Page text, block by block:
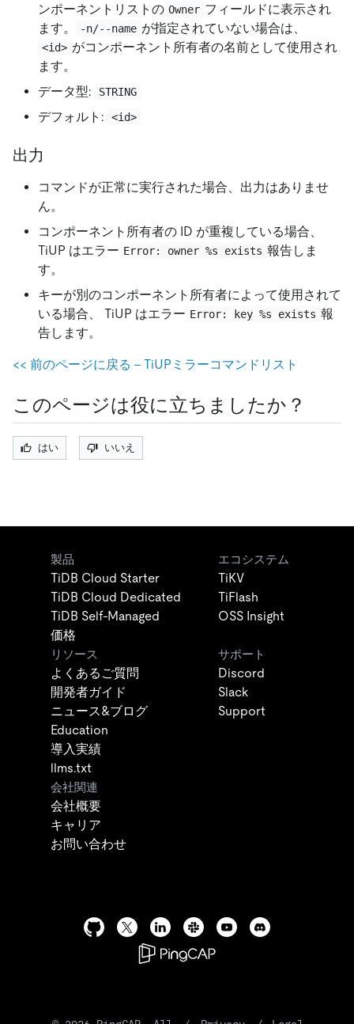
ンポーネントリストの Owner フィールドに表示され
ます。
-n/--name が指定されていない場合は、
<id> がコンポーネント所有者の名前として使用され
ます。
データ型:
STRING
デフォルト: <id>
出力
コマンドが正常に実行された場合、出力はありませ
ん。
コンポーネント所有者の ID が重複している場合、
TiUP はエラー Error: owner %s exists 報告しま
す。
キーが別のコンポーネント所有者によって使用されて
いる場合、 TiUP はエラー Error: key %s exists 報
告します。
<< 前のページに戻る - TiUPミラーコマンドリスト
このページは役に立ちましたか？
はい いいえ
製品
TiDB Cloud Starter
TiDB Cloud Dedicated
TiDB Self-Managed
価格
エコシステム
TiKV
TiFlash
OSS Insight
リソース
よくあるご質問
開発者ガイド
ニュース&ブログ
Education
導入実績
llms.txt
サポート
Discord
Slack
Support
会社関連
会社概要
キャリア
お問い合わせ